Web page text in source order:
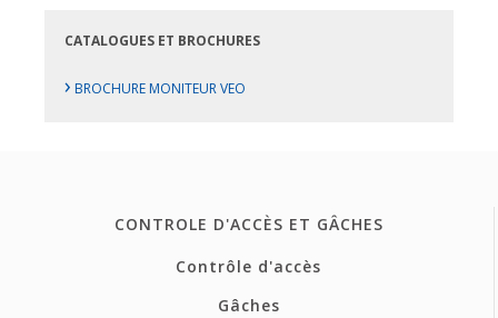
CATALOGUES ET BROCHURES
› BROCHURE MONITEUR VEO
CONTROLE D'ACCÈS ET GÂCHES
Contrôle d'accès
Gâches